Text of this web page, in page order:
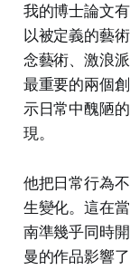
我的博士論文
以被定義的藝
念藝術、激浪
最重要的兩個
示日常中醜陋
現。
他把日常行為
生變化。這在
南準幾乎同時
曼的作品影響